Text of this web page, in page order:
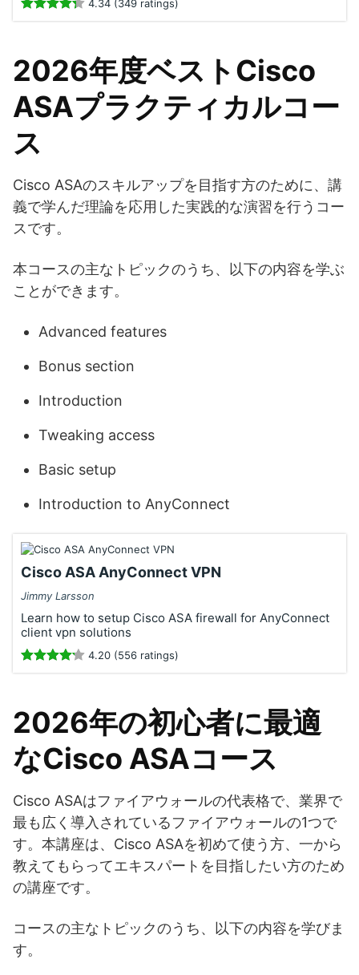
4.34 (349 ratings)
2026年度ベストCisco
ASAプラクティカルコー
ス
Cisco ASAのスキルアップを目指す方のために、講
義で学んだ理論を応用した実践的な演習を行うコー
スです。
本コースの主なトピックのうち、以下の内容を学ぶ
ことができます。
Advanced features
Bonus section
Introduction
Tweaking access
Basic setup
Introduction to AnyConnect
Cisco ASA AnyConnect VPN
Jimmy Larsson
Learn how to setup Cisco ASA firewall for AnyConnect
client vpn solutions
4.20 (556 ratings)
2026年の初心者に最適
なCisco ASAコース
Cisco ASAはファイアウォールの代表格で、業界で
最も広く導入されているファイアウォールの1つで
す。本講座は、Cisco ASAを初めて使う方、一から
教えてもらってエキスパートを目指したい方のため
の講座です。
コースの主なトピックのうち、以下の内容を学びま
す。